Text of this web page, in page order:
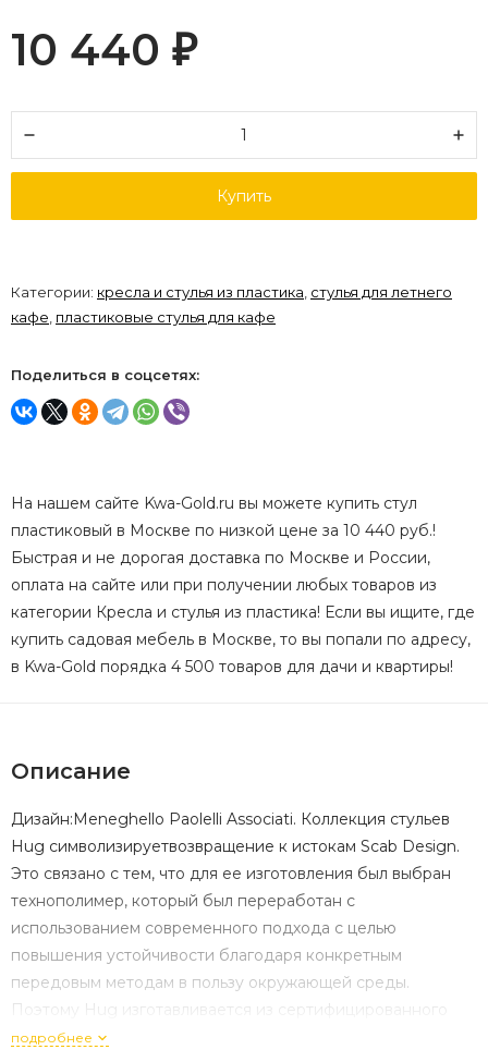
10 440 ₽
Купить
Категории: кресла и стулья из пластика, стулья для летнего
кафе, пластиковые стулья для кафе
Поделиться в соцсетях:
На нашем сайте Kwa-Gold.ru вы можете купить стул
пластиковый в Москве по низкой цене за 10 440 руб.!
Быстрая и не дорогая доставка по Москве и России,
оплата на сайте или при получении любых товаров из
категории Кресла и стулья из пластика! Если вы ищите, где
купить садовая мебель в Москве, то вы попали по адресу,
в Kwa-Gold порядка 4 500 товаров для дачи и квартиры!
Описание
Дизайн:Meneghello Paolelli Associati. Коллекция стульев
Hug символизируетвозвращение к истокам Scab Design.
Это связано с тем, что для ее изготовления был выбран
технополимер, который был переработан с
использованием современного подхода с целью
повышения устойчивости благодаря конкретным
передовым методам в пользу окружающей среды.
Поэтому Hug изготавливается из сертифицированного
регенерированного промышленноготехнополимера после
подробнее